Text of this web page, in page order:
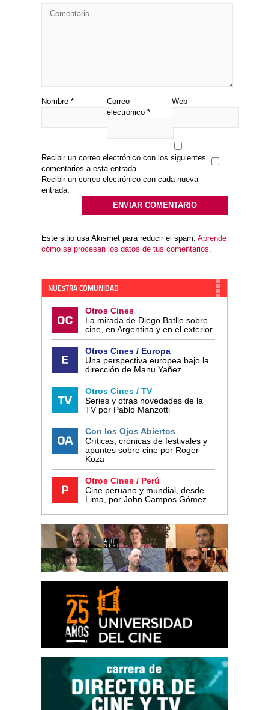
Nombre *
Correo
electrónico *
Web
Recibir un correo electrónico con los siguientes
comentarios a esta entrada.
Recibir un correo electrónico con cada nueva
entrada.
Este sitio usa Akismet para reducir el spam. Aprende
cómo se procesan los datos de tus comentarios.
NUESTRA COMUNIDAD
Otros Cines
La mirada de Diego Batlle sobre
cine, en Argentina y en el exterior
Otros Cines / Europa
Una perspectiva europea bajo la
dirección de Manu Yañez
Otros Cines / TV
Series y otras novedades de la
TV por Pablo Manzotti
Con los Ojos Abiertos
Críticas, crónicas de festivales y
apuntes sobre cine por Roger
Koza
Otros Cines / Perú
Cine peruano y mundial, desde
Lima, por John Campos Gómez